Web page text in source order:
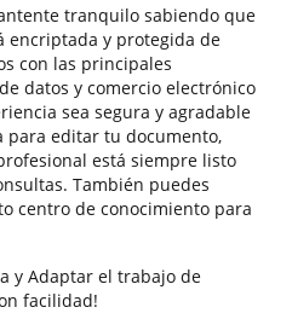
tranquilo sabiendo que
encriptada y protegida de
con las principales
datos y comercio electrónico
sea segura y agradable
para editar tu documento,
está siempre listo
También puedes
centro de conocimiento para
y Adaptar el trabajo de
facilidad!